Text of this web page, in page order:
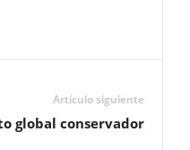
Artículo siguiente
global conservador